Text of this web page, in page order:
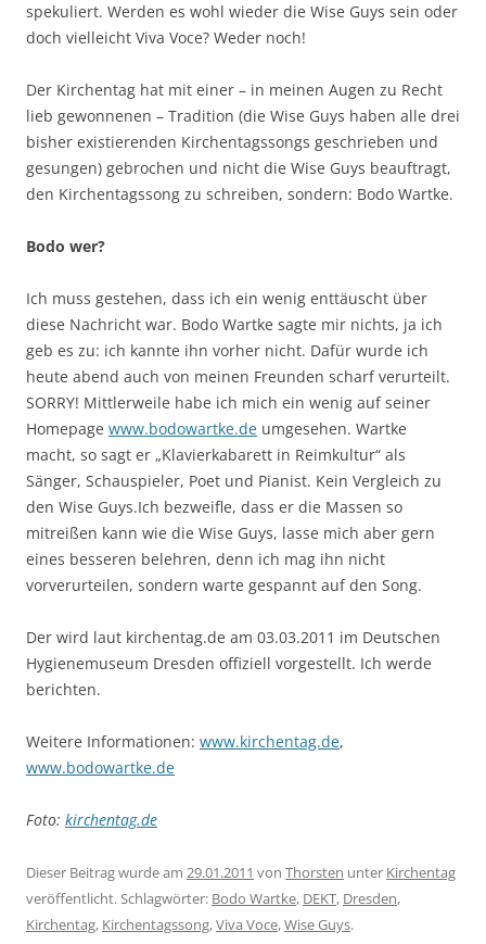
spekuliert. Werden es wohl wieder die Wise Guys sein oder
doch vielleicht Viva Voce? Weder noch!
Der Kirchentag hat mit einer – in meinen Augen zu Recht
lieb gewonnenen – Tradition (die Wise Guys haben alle drei
bisher existierenden Kirchentagssongs geschrieben und
gesungen) gebrochen und nicht die Wise Guys beauftragt,
den Kirchentagssong zu schreiben, sondern: Bodo Wartke.
Bodo wer?
Ich muss gestehen, dass ich ein wenig enttäuscht über
diese Nachricht war. Bodo Wartke sagte mir nichts, ja ich
geb es zu: ich kannte ihn vorher nicht. Dafür wurde ich
heute abend auch von meinen Freunden scharf verurteilt.
SORRY! Mittlerweile habe ich mich ein wenig auf seiner
Homepage www.bodowartke.de umgesehen. Wartke
macht, so sagt er „Klavierkabarett in Reimkultur“ als
Sänger, Schauspieler, Poet und Pianist. Kein Vergleich zu
den Wise Guys.Ich bezweifle, dass er die Massen so
mitreißen kann wie die Wise Guys, lasse mich aber gern
eines besseren belehren, denn ich mag ihn nicht
vorverurteilen, sondern warte gespannt auf den Song.
Der wird laut kirchentag.de am 03.03.2011 im Deutschen
Hygienemuseum Dresden offiziell vorgestellt. Ich werde
berichten.
Weitere Informationen: www.kirchentag.de,
www.bodowartke.de
Foto: kirchentag.de
Dieser Beitrag wurde am 29.01.2011 von Thorsten unter Kirchentag
veröffentlicht. Schlagwörter: Bodo Wartke, DEKT, Dresden,
Kirchentag, Kirchentagssong,Viva Voce,Wise Guys.